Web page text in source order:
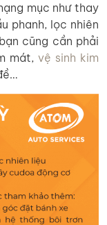
mục như thay
phanh, lọc nhiên
cũng cần phải
mát,vệ sinh kim